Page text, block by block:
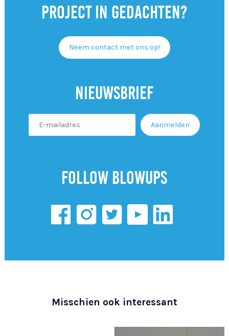
Project in gedachten?
Neem contact met ons op!
Nieuwsbrief
Follow Blowups
Misschien ook interessant